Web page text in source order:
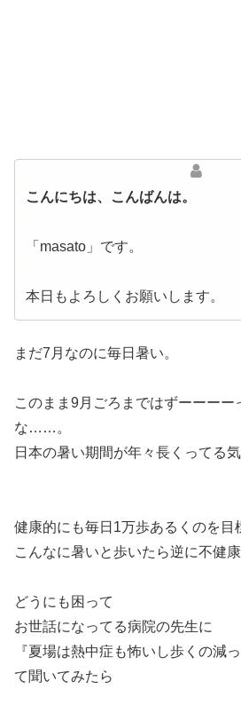
こんにちは、こんばんは。
「masato」です。
本日もよろしくお願いします。
まだ7月なのに毎日暑い。
このまま9月ごろまではずーーーー
な……。
日本の暑い期間が年々長くってる気
健康的にも毎日1万歩あるくのを目
こんなに暑いと歩いたら逆に不健
どうにも困って
お世話になってる病院の先生に
『夏場は熱中症も怖いし歩くの減
て聞いてみたら